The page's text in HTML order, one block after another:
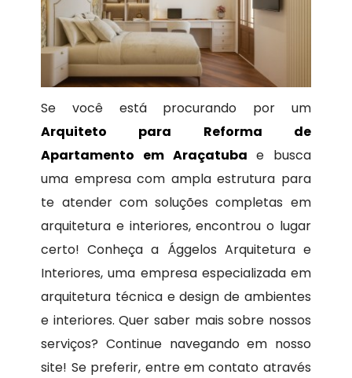
Se você está procurando por um
Arquiteto para Reforma de
Apartamento em Araçatuba e busca
uma empresa com ampla estrutura para
te atender com soluções completas em
arquitetura e interiores, encontrou o lugar
certo! Conheça a Ággelos Arquitetura e
Interiores, uma empresa especializada em
arquitetura técnica e design de ambientes
e interiores. Quer saber mais sobre nossos
serviços? Continue navegando em nosso
site! Se preferir, entre em contato através